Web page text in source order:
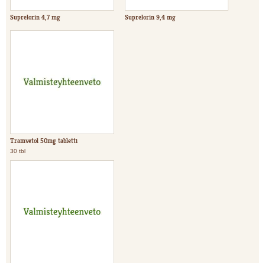
Suprelorin 4,7 mg Suprelorin 9,4 mg
Tramvetol 50mg tabletti
30 tbl